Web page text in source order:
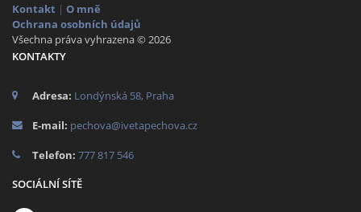
Kontakt | O mně
Ochrana osobních údajů
Všechna práva vyhrazena © 2026
KONTAKTY
Adresa: Londýnská 58, Praha
E-mail: pechova@ivetapechova.cz
Telefon: 777 817 546
SOCIÁLNÍ SÍTĚ